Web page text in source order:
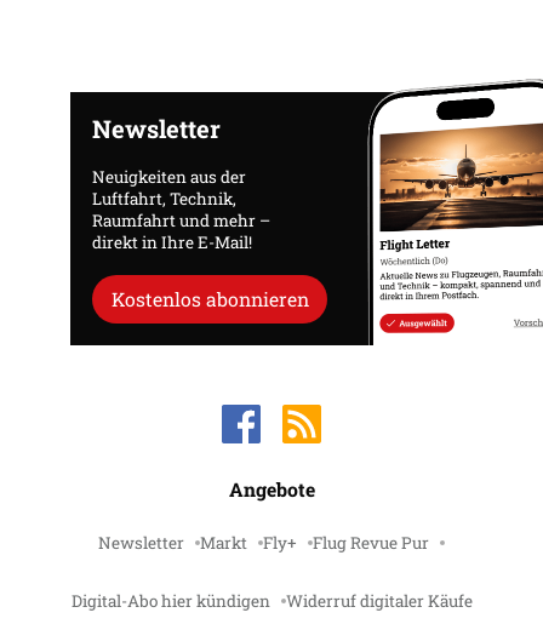
Newsletter
Neuigkeiten aus der
Luftfahrt, Technik,
Raumfahrt und mehr –
direkt in Ihre E-Mail!
Kostenlos abonnieren
Angebote
Newsletter Markt Fly+ Flug Revue Pur
Digital-Abo hier kündigen Widerruf digitaler Käufe